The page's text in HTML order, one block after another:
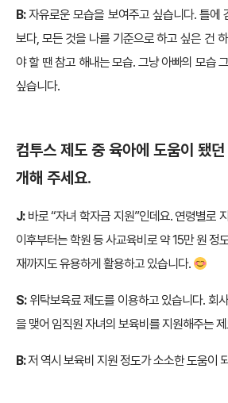
B:자유로운 모습을 보여주고 싶습니다. 틀에
보다, 모든 것을 나를 기준으로 하고 싶은 건
야 할 땐 참고 해내는 모습. 그냥 아빠의 모습
싶습니다.
컴투스 제도 중 육아에 도움이 됐
개해 주세요.
J:바로 “자녀 학자금 지원”인데요. 연령별로
이후부터는 학원 등 사교육비로 약 15만 원 정
재까지도 유용하게 활용하고 있습니다.
S:위탁보육료 제도를 이용하고 있습니다. 회
을 맺어 임직원 자녀의 보육비를 지원해주는
B:저 역시 보육비 지원 정도가 소소한 도움이